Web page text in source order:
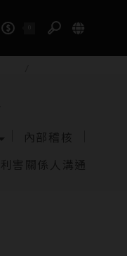
內部稽核
利害關係人溝通